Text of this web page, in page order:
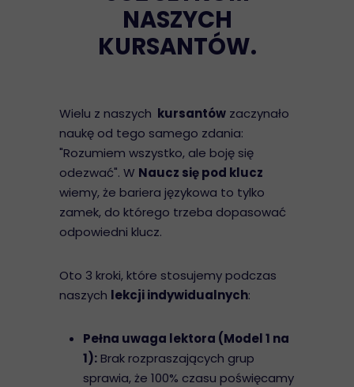
NASZYCH
KURSANTÓW.
Wielu z naszych kursantów zaczynało
naukę od tego samego zdania:
"Rozumiem wszystko, ale boję się
odezwać". W Naucz się pod klucz
wiemy, że bariera językowa to tylko
zamek, do którego trzeba dopasować
odpowiedni klucz.
Oto 3 kroki, które stosujemy podczas
naszych lekcji indywidualnych:
Pełna uwaga lektora (Model 1 na
1):Brak rozpraszających grup
sprawia, że 100% czasu poświęcamy